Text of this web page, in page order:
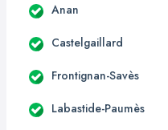
Anan
Castelgaillard
Frontignan-Savès
Labastide-Paumès